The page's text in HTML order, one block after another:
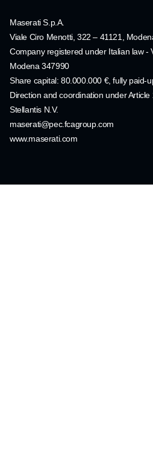
Maserati S.p.A.
Viale Ciro Menotti, 322 – 41121,
Company registered under Italian law -
Modena 347990
Share capital: 80.000.000 €, fully paid-
Direction and coordination under
Stellantis N.V.
maserati@pec.fcagroup.com
www.maserati.com